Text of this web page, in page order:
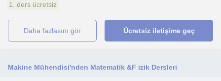
1. ders ücretsiz
daha fazlasını gör Ücretsiz iletişime geç
Makine Mühendisi'nden Matematik &F izik Dersleri